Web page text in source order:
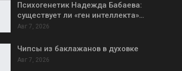
Психогенетик Надежда Бабаева:
существует ли «ген интеллекта»…
Авг 7, 2026
Чипсы из баклажанов в духовке
Авг 7, 2026